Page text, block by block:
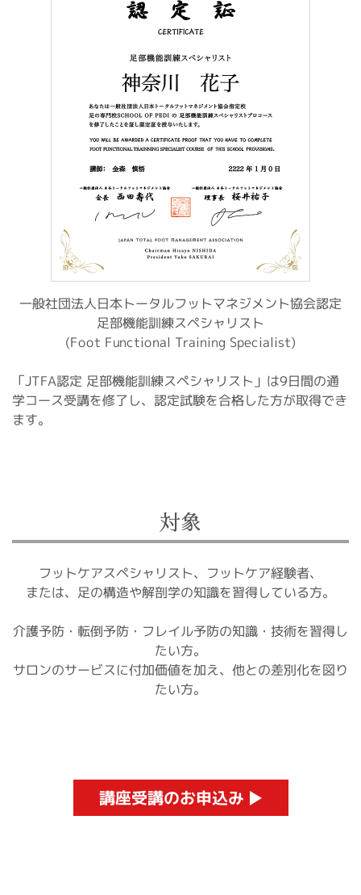
一般社団法人日本トータルフットマネジメント協会認定
足部機能訓練スペシャリスト
(Foot Functional Training Specialist)
「JTFA認定 足部機能訓練スペシャリスト」は9日間の通
学コース受講を修了し、認定試験を合格した方が取得でき
ます。
対象
フットケアスペシャリスト、フットケア経験者、
または、足の構造や解剖学の知識を習得している方。
介護予防・転倒予防・フレイル予防の知識・技術を習得し
たい方。
サロンのサービスに付加価値を加え、他との差別化を図り
たい方。
講座受講のお申込み